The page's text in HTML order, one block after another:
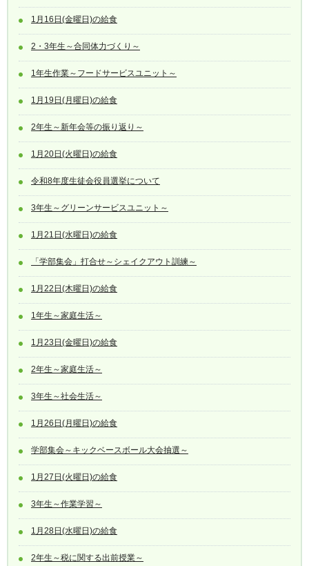
1月16日(金曜日)の給食
2・3年生～合同体力づくり～
1年生作業～フードサービスユニット～
1月19日(月曜日)の給食
2年生～新年会等の振り返り～
1月20日(火曜日)の給食
令和8年度生徒会役員選挙について
3年生～グリーンサービスユニット～
1月21日(水曜日)の給食
「学部集会」打合せ～シェイクアウト訓練～
1月22日(木曜日)の給食
1年生～家庭生活～
1月23日(金曜日)の給食
2年生～家庭生活～
3年生～社会生活～
1月26日(月曜日)の給食
学部集会～キックベースボール大会抽選～
1月27日(火曜日)の給食
3年生～作業学習～
1月28日(水曜日)の給食
2年生～税に関する出前授業～